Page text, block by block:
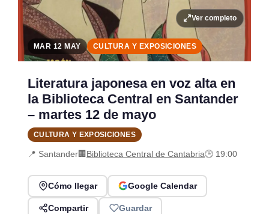
Ver completo
MAR 12 MAY CULTURA Y EXPOSICIONES
Literatura japonesa en voz alta en
la Biblioteca Central en Santander
– martes 12 de mayo
CULTURA Y EXPOSICIONES
📍 Santander🏢Biblioteca Central de Cantabria🕒 19:00
Cómo llegar Google Calendar
Compartir Guardar